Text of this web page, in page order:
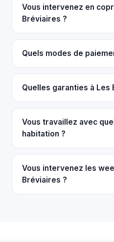
Vous intervenez en
Bréviaires ?
Quels modes de
Quelles garanties à Les
Vous travaillez avec
habitation ?
Vous intervenez les
Bréviaires ?